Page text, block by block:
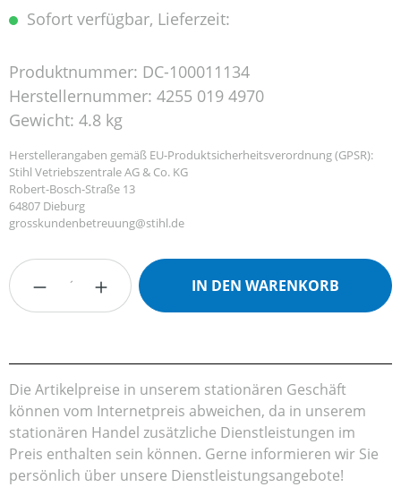
Sofort verfügbar, Lieferzeit:
Produktnummer: DC-100011134
Herstellernummer: 4255 019 4970
Gewicht: 4.8 kg
Herstellerangaben gemäß EU-Produktsicherheitsverordnung (GPSR):
Stihl Vetriebszentrale AG & Co. KG
Robert-Bosch-Straße 13
64807 Dieburg
grosskundenbetreuung@stihl.de
Produkt Anzahl: Gib den gewünschten
IN DEN WARENKORB
Die Artikelpreise in unserem stationären Geschäft
können vom Internetpreis abweichen, da in unserem
stationären Handel zusätzliche Dienstleistungen im
Preis enthalten sein können. Gerne informieren wir Sie
persönlich über unsere Dienstleistungsangebote!